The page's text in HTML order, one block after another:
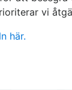
vi
här.